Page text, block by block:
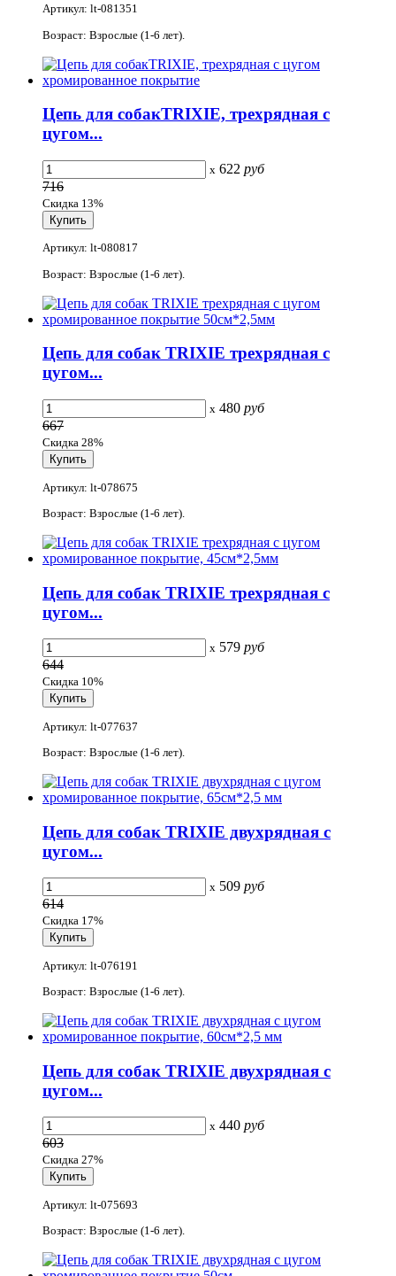
Артикул: lt-081351
Возраст: Взрослые (1-6 лет).
Цепь для собакTRIXIE, трехрядная с
цугом...
x 622 руб
716
Скидка 13%
Артикул: lt-080817
Возраст: Взрослые (1-6 лет).
Цепь для собак TRIXIE трехрядная с
цугом...
x 480 руб
667
Скидка 28%
Артикул: lt-078675
Возраст: Взрослые (1-6 лет).
Цепь для собак TRIXIE трехрядная с
цугом...
x 579 руб
644
Скидка 10%
Артикул: lt-077637
Возраст: Взрослые (1-6 лет).
Цепь для собак TRIXIE двухрядная с
цугом...
x 509 руб
614
Скидка 17%
Артикул: lt-076191
Возраст: Взрослые (1-6 лет).
Цепь для собак TRIXIE двухрядная с
цугом...
x 440 руб
603
Скидка 27%
Артикул: lt-075693
Возраст: Взрослые (1-6 лет).